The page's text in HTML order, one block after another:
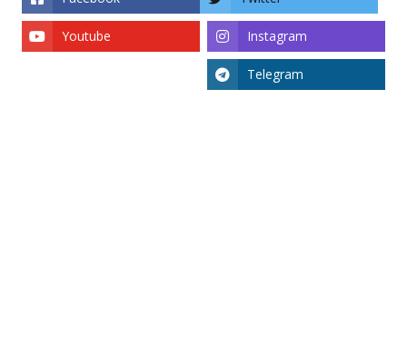
Instagram
Youtube
Telegram